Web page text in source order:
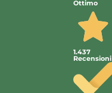
Ottimo
1.437
Recensioni